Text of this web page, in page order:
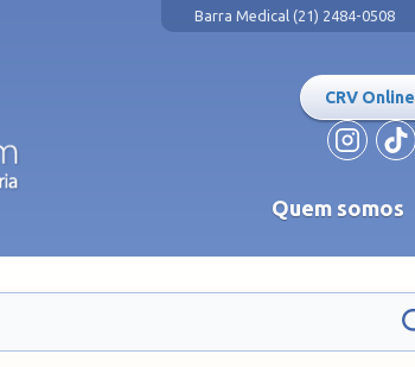
Barra Medical (21) 2484-0508
CRV Online
Quem somos